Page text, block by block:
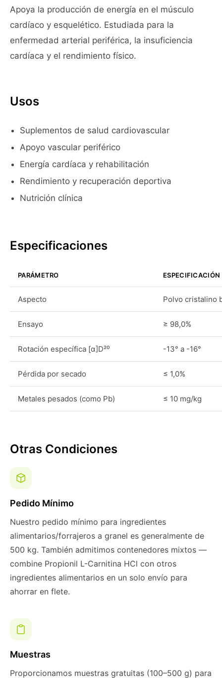
Apoya la producción de energía en el músculo
cardíaco y esquelético. Estudiada para la
enfermedad arterial periférica, la insuficiencia
cardíaca y el rendimiento físico.
Usos
Suplementos de salud cardiovascular
Apoyo vascular periférico
Energía cardíaca y rehabilitación
Rendimiento y recuperación deportiva
Nutrición clínica
Especificaciones
PARÁMETRO ESPECIFICACIÓN
Aspecto Polvo cristalino
Ensayo ≥ 98,0%
Rotación específica [α]D²⁰ -13° a -16°
Pérdida por secado ≤ 1,0%
Metales pesados (como Pb) ≤ 10 mg/kg
Otras Condiciones
Pedido Mínimo
Nuestro pedido mínimo para ingredientes
alimentarios/forrajeros a granel es generalmente de
500 kg. También admitimos contenedores mixtos —
combine Propionil L-Carnitina HCl con otros
ingredientes alimentarios en un solo envío para
ahorrar en flete.
Muestras
Proporcionamos muestras gratuitas (100–500 g) para